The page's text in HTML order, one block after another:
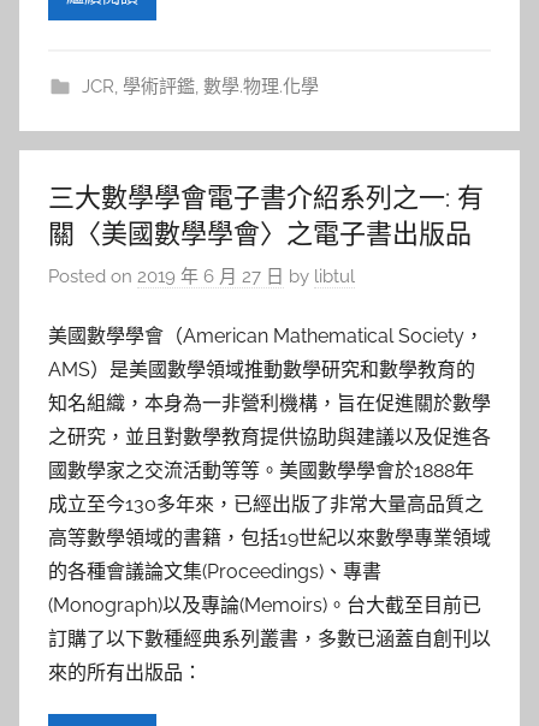
JCR, 學術評鑑, 數學.物理.化學
三大數學學會電子書介紹系列之一: 有
關〈美國數學學會〉之電子書出版品
Posted on 2019 年 6 月 27 日 by libtul
美國數學學會（American Mathematical Society，
AMS）是美國數學領域推動數學研究和數學教育的
知名組織，本身為一非營利機構，旨在促進關於數學
之研究，並且對數學教育提供協助與建議以及促進各
國數學家之交流活動等等。美國數學學會於1888年
成立至今130多年來，已經出版了非常大量高品質之
高等數學領域的書籍，包括19世紀以來數學專業領域
的各種會議論文集(Proceedings)、專書
(Monograph)以及專論(Memoirs)。台大截至目前已
訂購了以下數種經典系列叢書，多數已涵蓋自創刊以
來的所有出版品：